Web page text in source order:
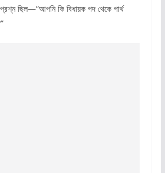
ছিল—“আপনি কি বিধায়ক পদ থেকে পার্থ